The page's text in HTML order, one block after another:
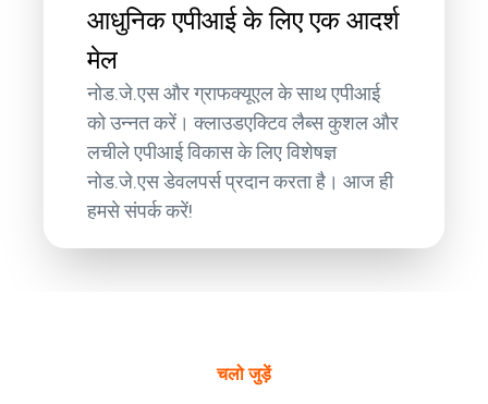
आधुनिक एपीआई के लिए एक आदर्श
मेल
नोड.जे.एस और ग्राफक्यूएल के साथ एपीआई
को उन्नत करें। क्लाउडएक्टिव लैब्स कुशल और
लचीले एपीआई विकास के लिए विशेषज्ञ
नोड.जे.एस डेवलपर्स प्रदान करता है। आज ही
हमसे संपर्क करें!
चलो जुड़ें